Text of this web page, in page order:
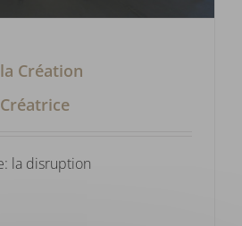
Création
la disruption